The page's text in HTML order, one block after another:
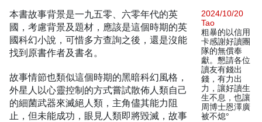
本書故事背景是一九五零、六零年代的英
國，考慮背景及題材，應該是這個時期的英
國科幻小說，可惜多方查詢之後，還是沒能
找到原書作者及書名。
故事情節也類似這個時期的黑暗科幻風格，
外星人以心靈控制的方式嘗試散佈人類自己
的細菌武器來滅絕人類，主角儘其能力阻
止，但未能成功，眼見人類即將毀滅，故事
2024/10/20
Tao
粗暴的以信用
卡感謝好讀團
隊的無償奉
獻。懇請各位
讀友有錢出
錢，有力出
力，讓好讀生
生不息，也讓
周博士恩澤廣
被不熄°